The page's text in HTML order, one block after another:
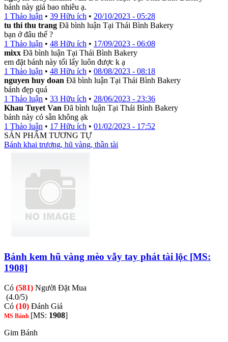
bánh này giá bao nhiêu ạ.
1 Thảo luận • 39 Hữu ích • 20/10/2023 - 05:28
tu thi thu trang Đã bình luận Tại Thái Bình Bakery
bạn ở đâu thế ?
1 Thảo luận • 48 Hữu ích • 17/09/2023 - 06:08
mixx Đã bình luận Tại Thái Bình Bakery
em đặt bánh này tối lấy luôn được k ạ
1 Thảo luận • 48 Hữu ích • 08/08/2023 - 08:18
nguyen huy doan Đã bình luận Tại Thái Bình Bakery
bánh đẹp quá
1 Thảo luận • 33 Hữu ích • 28/06/2023 - 23:36
Khau Tuyet Van Đã bình luận Tại Thái Bình Bakery
bánh này có sẵn không ạk
1 Thảo luận • 17 Hữu ích • 01/02/2023 - 17:52
SẢN PHẨM TƯƠNG TỰ
Bánh khai trương, hũ vàng, thần tài
Bánh kem hũ vàng mèo vẫy tay phát tài lộc [MS:
1908]
Có (581) Người Đặt Mua
(4.0/5)
Có (10) Đánh Giá
MS Bánh [MS: 1908]
Gim Bánh